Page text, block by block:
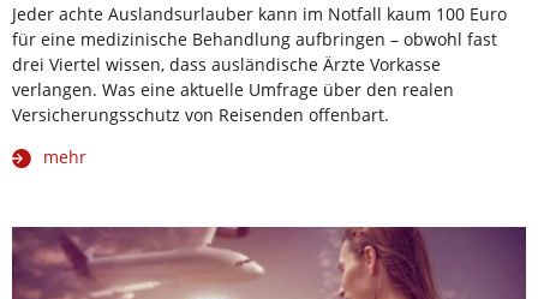
Jeder achte Auslandsurlauber kann im Notfall kaum 100 Euro
für eine medizinische Behandlung aufbringen – obwohl fast
drei Viertel wissen, dass ausländische Ärzte Vorkasse
verlangen. Was eine aktuelle Umfrage über den realen
Versicherungsschutz von Reisenden offenbart.
mehr